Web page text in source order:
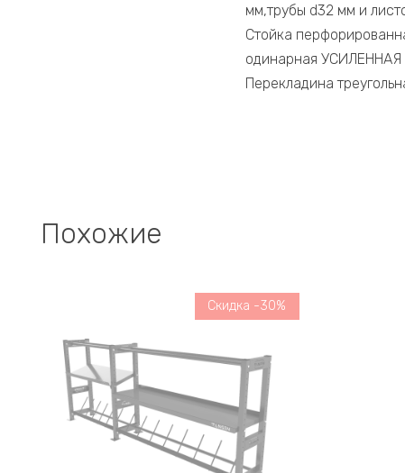
мм,трубы d32 мм и
Стойка
одинарная УСИЛЕННАЯ
Перекладина
Похожие
Скидка -30%